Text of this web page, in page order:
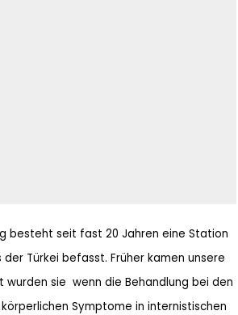
besteht seit fast 20 Jahren eine Station
Türkei befasst. Früher kamen unsere
sie  wenn die Behandlung bei den
Symptome in internistischen